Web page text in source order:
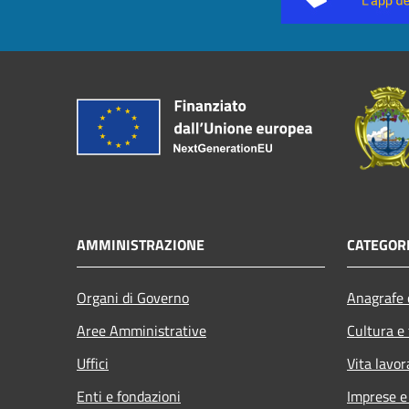
AMMINISTRAZIONE
Organi di Governo
Aree Amministrative
Uffici
Enti e fondazioni
Cultura
Vita
Imprese